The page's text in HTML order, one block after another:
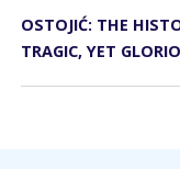
OSTOJIĆ: THE
TRAGIC, YET